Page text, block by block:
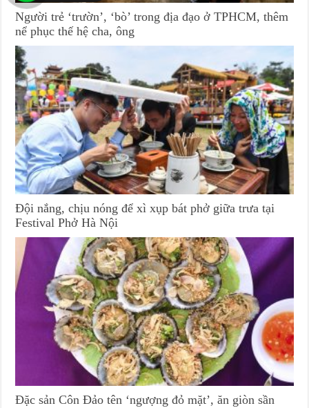
Người trẻ ‘trườn’, ‘bò’ trong địa đạo ở TPHCM, thêm
nể phục thế hệ cha, ông
Đội nắng, chịu nóng để xì xụp bát phở giữa trưa tại
Festival Phở Hà Nội
Đặc sản Côn Đảo tên ‘ngượng đỏ mặt’, ăn giòn sần